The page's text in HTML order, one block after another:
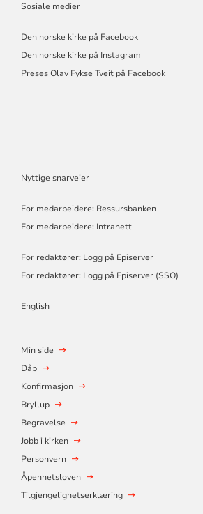
Sosiale medier
Den norske kirke på Facebook
Den norske kirke på Instagram
Preses Olav Fykse Tveit på Facebook
Nyttige snarveier
For medarbeidere: Ressursbanken
For medarbeidere: Intranett
For redaktører: Logg på Episerver
For redaktører: Logg på Episerver (SSO)
English
Min side
Dåp
Konfirmasjon
Bryllup
Begravelse
Jobb i kirken
Personvern
Åpenhetsloven
Tilgjengelighetserklæring